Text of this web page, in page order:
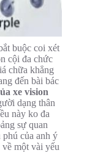
buộc coi xét
cội đa chức
chữa khẳng
đến bài bác
xe vision
dạng thân
này ko đa
sự quan
phú của anh ý
một vài yếu